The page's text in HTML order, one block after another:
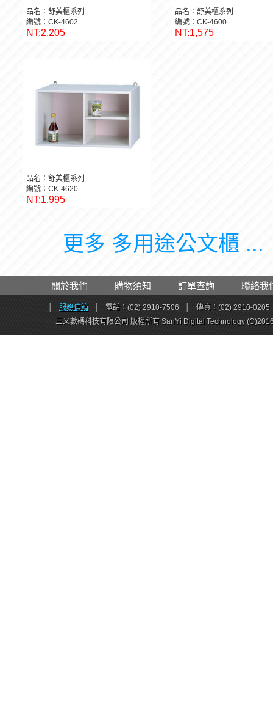
品名：舒美櫃系列
編號：CK-4602
NT:2,205
品名：舒美櫃系列
編號：CK-4600
NT:1,575
品名：舒美櫃系列
編號：CK-4620
NT:1,995
更多 多用途公文櫃 ...
關於我們 購物須知 訂單查詢 聯絡我
服務信箱 電話：(02) 2910-7506
傳真：(02) 2910-0205
三乂數碼科技有限公司 版權所有 SanYi Digital Technology